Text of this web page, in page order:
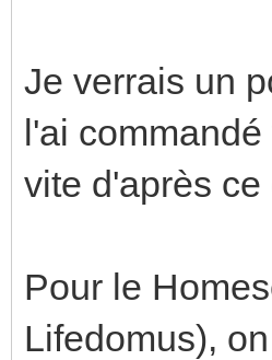
Je verrais un
l'ai
vite d'après ce
Pour le
Lifedomus),